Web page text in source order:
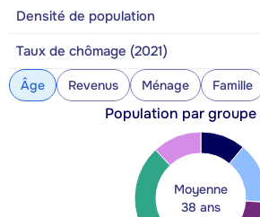
Densité de population
Taux de chômage (2021)
Âge Revenus Ménage Famille
Population par groupe
Moyenne
38 ans